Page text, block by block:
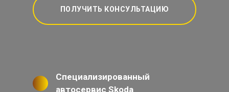
ПОЛУЧИТЬ КОНСУЛЬТАЦИЮ
Специализированный
автосервис Skoda